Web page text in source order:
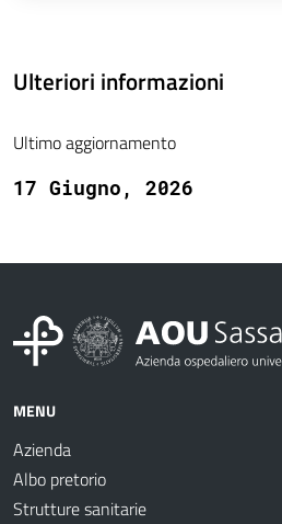
Ulteriori informazioni
Ultimo aggiornamento
17 Giugno, 2026
MENU
Azienda
Albo pretorio
Strutture sanitarie